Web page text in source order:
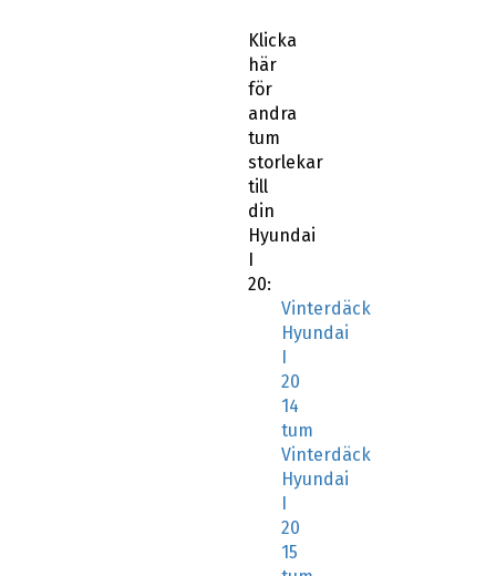
Klicka
här
för
andra
tum
storlekar
till
din
Hyundai
I
20:
Vinterdäck
Hyundai
I
20
14
tum
Vinterdäck
Hyundai
I
20
15